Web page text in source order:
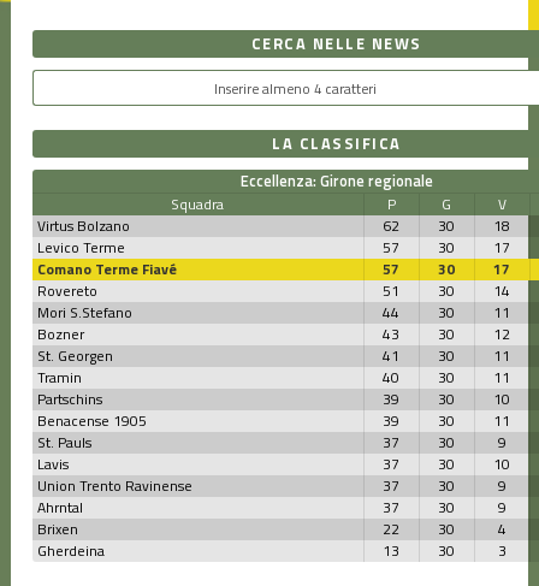
CERCA NELLE NEWS
LA CLASSIFICA
Eccellenza: Girone regionale
Squadra P G
V
Virtus Bolzano
62 30
18
Levico Terme
57 30
17
Comano Terme Fiavé
57 30
17
Rovereto
51 30
14
Mori S.Stefano
44 30
11
Bozner
43 30
12
St. Georgen
41 30
11
Tramin
40 30
11
Partschins
39 30
10
Benacense 1905
39 30
11
St. Pauls
37 30
9
Lavis
37 30
10
Union Trento Ravinense
37 30
9
Ahrntal
37 30
9
Brixen
22 30
4
Gherdeina
13 30 3